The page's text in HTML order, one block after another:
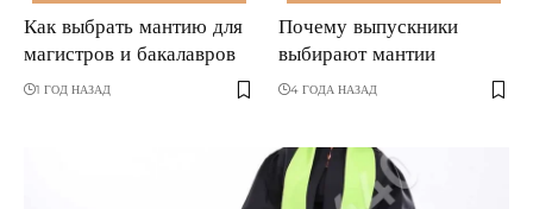
Как выбрать мантию для
магистров и бакалавров
1 ГОД НАЗАД
Почему выпускники
выбирают мантии
4 ГОДА НАЗАД